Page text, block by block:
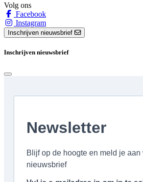
Volg ons
Facebook
Instagram
Inschrijven nieuwsbrief
Inschrijven nieuwsbrief